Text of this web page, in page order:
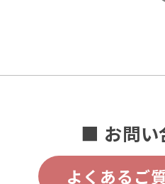
■ お問い
よくあるご